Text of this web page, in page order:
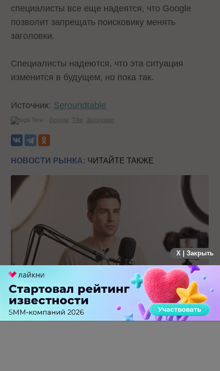
специалисты все еще надеятся, что Google
позволит запрещать поисковику менять
заголовки.
Специалисты надеются, что эта ситуация
изменится в будущем, но пока так.
Источник: Seroundtable
Теги: Google Title Заголовки
НОВОСТИ РЫНКА: ЧИТАЙТЕ ТАКЖЕ
Российский рынок инфлюенс-маркетинга вошел в фазу
стагнации после нескольких лет роста
X | Закрыть